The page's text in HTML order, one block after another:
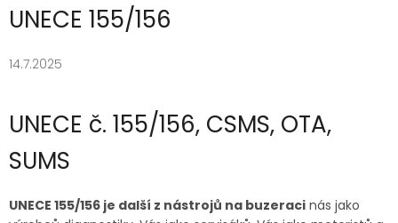
UNECE 155/156
14.7.2025
UNECE č. 155/156, CSMS, OTA,
SUMS
UNECE 155/156 je další z nástrojů na buzeraci nás jako